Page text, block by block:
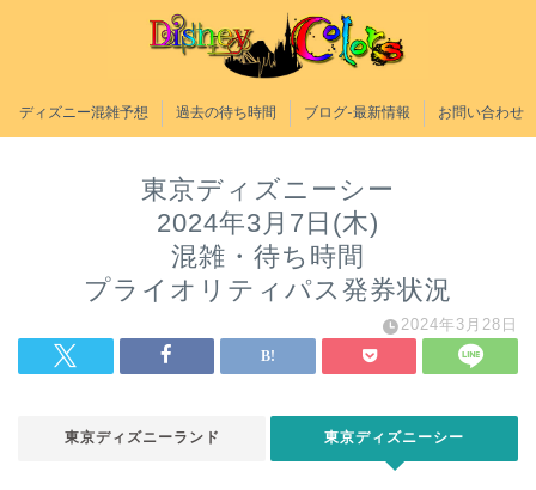
ディズニー混雑予想 過去の待ち時間 ブログ-最新情報 お問い合わせ
東京ディズニーシー
2024年3月7日(木)
混雑・待ち時間
プライオリティパス発券状況
2024年3月28日
東京ディズニーランド 東京ディズニーシー